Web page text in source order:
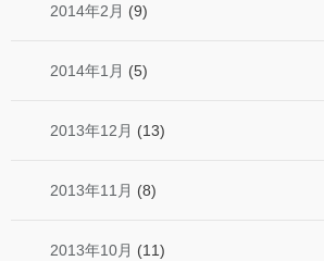
2014年2月 (9)
2014年1月 (5)
2013年12月 (13)
2013年11月 (8)
2013年10月 (11)